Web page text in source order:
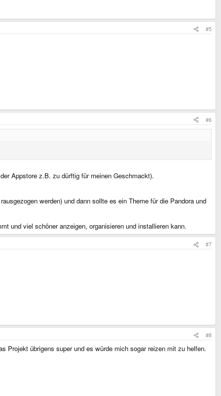
#5
#6
Appstore z.B. zu dürftig für meinen Geschmackt).
werden) und dann sollte es ein Theme für die Pandora und
und viel schöner anzeigen, organisieren und installieren kann.
#7
#8
Projekt übrigens super und es würde mich sogar reizen mit zu helfen.